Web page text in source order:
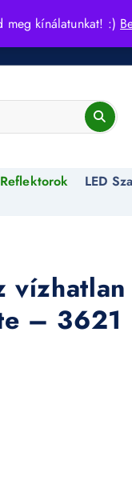
meg kínálatunkat! :)
LED
vízhatlan
– 3621